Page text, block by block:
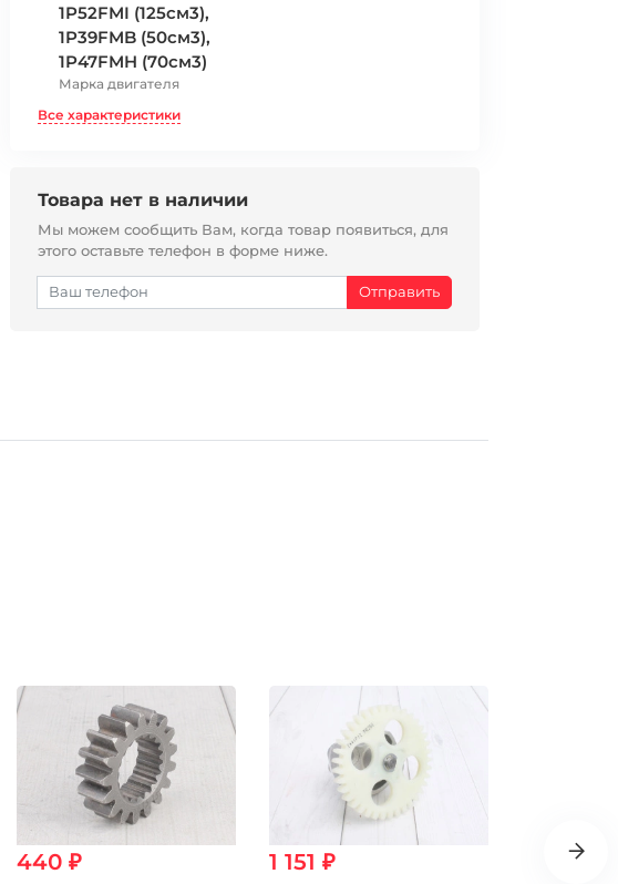
1P52FMI (125см3),
1P39FMB (50см3),
1P47FMH (70см3)
Марка двигателя
Все характеристики
Товара нет в наличии
Мы можем сообщить Вам, когда товар появиться, для
этого оставьте телефон в форме ниже.
440 ₽ 1 151 ₽ 201 ₽